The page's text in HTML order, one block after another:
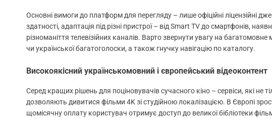
Основні вимоги до платформ для перегляду – лише офіційні ліцензійні
здатності, адаптація під різні пристрої – від Smart TV до смартфонів,
різноманіття телевізійних каналів. Варто звернути увагу на
чи української багатоголоски, а також гнучку навігацію по каталогу.
Високоякісний українськомовний і європейський відеоконтент
Серед кращих рішень для поціновувачів сучасного кіно – сервіси, які не
дозволяють дивитися фільми 4K зі студійною локалізацією. В Європі
щомісячну оплату користувач отримує доступ до великої бібліотеки